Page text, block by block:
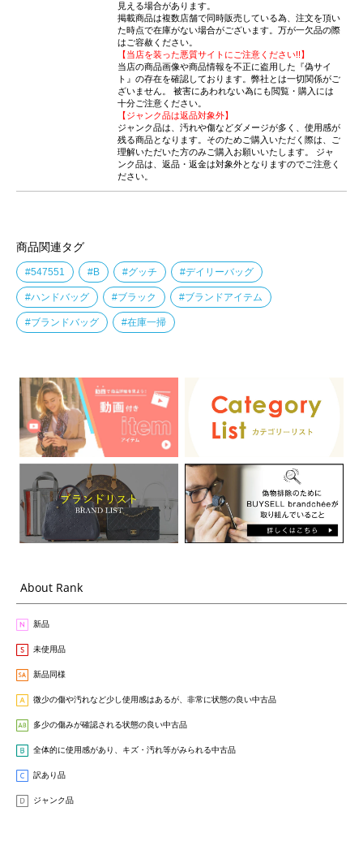
見える場合があります。
掲載商品は複数店舗で同時販売している為、注文を頂い
た時点で在庫がない場合がございます。万が一欠品の際
はご容赦ください。
【当店を装った悪質サイトにご注意ください!!】
当店の商品画像や商品情報を不正に盗用した『偽サイ
ト』の存在を確認しております。弊社とは一切関係がご
ざいません。 被害にあわれない為にも閲覧・購入には
十分ご注意ください。
【ジャンク品は返品対象外】
ジャンク品は、汚れや傷などダメージが多く、使用感が
残る商品となります。そのためご購入いただく際は、ご
理解いただいた方のみご購入お願いいたします。 ジャ
ンク品は、返品・返金は対象外となりますのでご注意く
ださい。
商品関連タグ
#547551 #B #グッチ #デイリーバッグ
#ハンドバッグ #ブラック #ブランドアイテム
#ブランドバッグ #在庫一掃
About Rank
新品
未使用品
新品同様
微少の傷や汚れなど少し使用感はあるが、非常に状態の良い中古品
多少の傷みが確認される状態の良い中古品
全体的に使用感があり、キズ・汚れ等がみられる中古品
訳あり品
ジャンク品